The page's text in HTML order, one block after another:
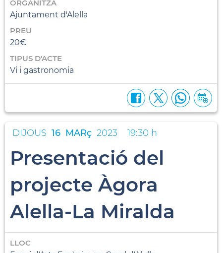
ORGANITZA
Ajuntament d'Alella
PREU
20€
TIPUS D'ACTE
Vi i gastronomia
DIJOUS 16 MARç 2023 19:30 h
Presentació del
projecte Àgora
Alella-La Miralda
LLOC